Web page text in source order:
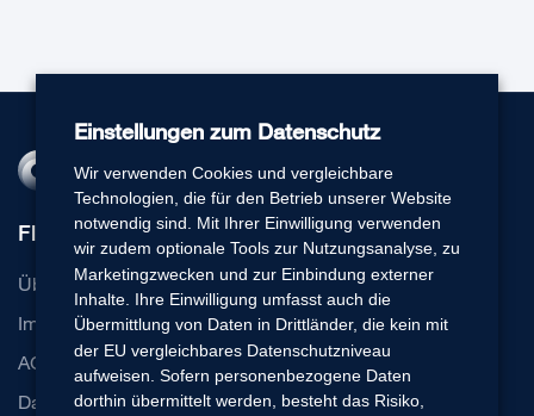
Flexperto
Über uns
Impressum
AGB
Datenschutz
Einstellungen zum Datenschutz
Wir verwenden Cookies und vergleichbare
Technologien, die für den Betrieb unserer Website
notwendig sind. Mit Ihrer Einwilligung verwenden
wir zudem optionale Tools zur Nutzungsanalyse, zu
Marketingzwecken und zur Einbindung externer
Inhalte. Ihre Einwilligung umfasst auch die
Übermittlung von Daten in Drittländer, die kein mit
der EU vergleichbares Datenschutzniveau
aufweisen. Sofern personenbezogene Daten
dorthin übermittelt werden, besteht das Risiko,